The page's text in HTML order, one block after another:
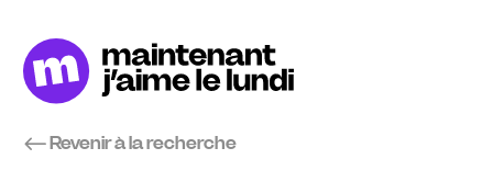
Revenir à la recherche